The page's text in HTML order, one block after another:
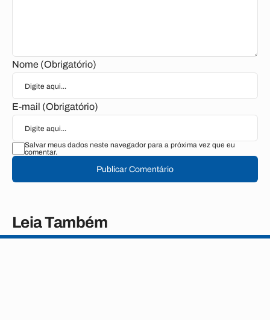
Nome (Obrigatório)
E-mail (Obrigatório)
Salvar meus dados neste navegador para a próxima vez que eu
comentar.
Publicar Comentário
Leia Também